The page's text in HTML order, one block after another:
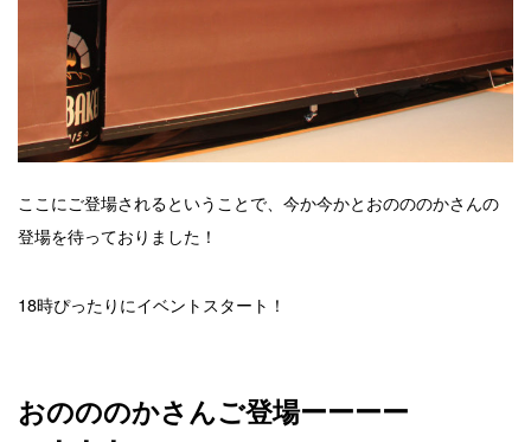
ここにご登場されるということで、今か今かとおのののかさんの
登場を待っておりました！
18時ぴったりにイベントスタート！
おのののかさんご登場ーーーー